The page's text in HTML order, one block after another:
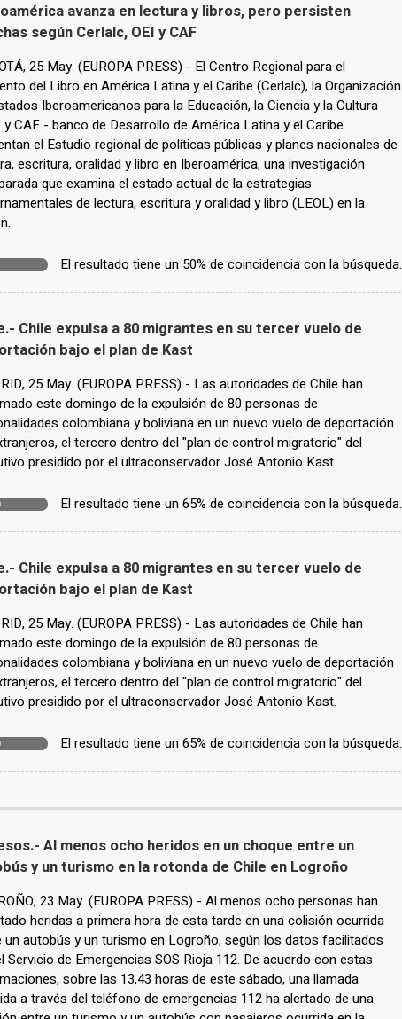
avanza en lectura y libros, pero persisten
según Cerlalc, OEI y CAF
25 May. (EUROPA PRESS) - El Centro Regional para el
del Libro en América Latina y el Caribe (Cerlalc), la Organización
Iberoamericanos para la Educación, la Ciencia y la Cultura
y CAF - banco de Desarrollo de América Latina y el Caribe
el Estudio regional de políticas públicas y planes nacionales de
escritura, oralidad y libro en Iberoamérica, una investigación
que examina el estado actual de la estrategias
de lectura, escritura y oralidad y libro (LEOL) en la
El resultado tiene un 50% de coincidencia con la búsqueda.
Chile expulsa a 80 migrantes en su tercer vuelo de
bajo el plan de Kast
25 May. (EUROPA PRESS) - Las autoridades de Chile han
este domingo de la expulsión de 80 personas de
colombiana y boliviana en un nuevo vuelo de deportación
el tercero dentro del "plan de control migratorio" del
presidido por el ultraconservador José Antonio Kast.
El resultado tiene un 65% de coincidencia con la búsqueda.
Chile expulsa a 80 migrantes en su tercer vuelo de
bajo el plan de Kast
25 May. (EUROPA PRESS) - Las autoridades de Chile han
este domingo de la expulsión de 80 personas de
colombiana y boliviana en un nuevo vuelo de deportación
el tercero dentro del "plan de control migratorio" del
presidido por el ultraconservador José Antonio Kast.
El resultado tiene un 65% de coincidencia con la búsqueda.
Al menos ocho heridos en un choque entre un
y un turismo en la rotonda de Chile en Logroño
23 May. (EUROPA PRESS) - Al menos ocho personas han
heridas a primera hora de esta tarde en una colisión ocurrida
un autobús y un turismo en Logroño, según los datos facilitados
Servicio de Emergencias SOS Rioja 112. De acuerdo con estas
sobre las 13,43 horas de este sábado, una llamada
a través del teléfono de emergencias 112 ha alertado de una